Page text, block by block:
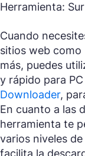
Herramienta:
Cuando
sitios web como
más, puedes
y rápido para
Downloader,
En cuanto a las
herramienta te
varios niveles
facilita la